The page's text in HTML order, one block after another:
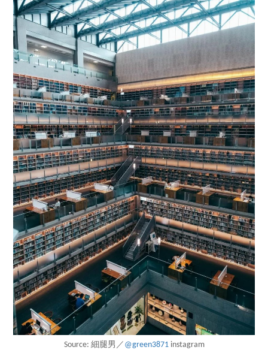
Source: 細腿男／ @green3871instagram